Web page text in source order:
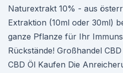
Naturextrakt 10% - aus
Extraktion (10ml oder 30ml)
ganze Pflanze für Ihr
Rückstände! Großhandel
CBD Öl Kaufen Die